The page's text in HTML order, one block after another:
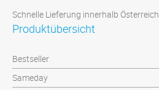
Schnelle Lieferung innerhalb Österreich
Produktübersicht
Bestseller
Sameday